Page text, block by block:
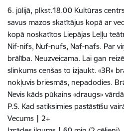
6. jūlijā, plkst.18.00 Kultūras
savus mazos skatītājus kopā ar
kopā noskatītos Liepājas Leļļu
Nif-nifs, Nuf-nufs, Naf-nafs. Par
brālība. Neuzveicama. Lai gan
slinkums cenšas to izjaukt. «3R»
nokļuvis briesmās, nepadodies.
Nevis kāds pūkains «draugs»
P.S. Kad satiksimies pastāstīšu
Vecums | 2+